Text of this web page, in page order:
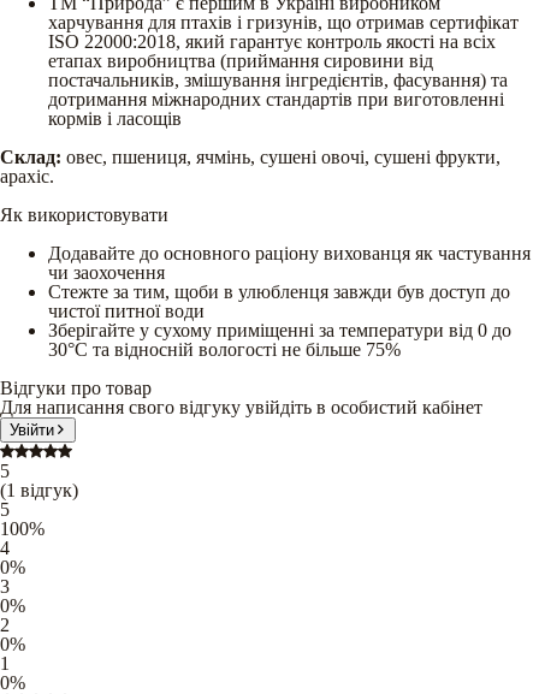
харчування для птахiв і гризунiв, що отримав сертифікат
ISO 22000:2018, який гарантує контроль якостi на всіх
етапах виробництва (приймання сировини вiд
постачальникiв, змiшування iнгредiєнтiв, фасування) та
дотримання мiжнародних стандартiв при виготовленні
кормiв і ласощiв
Склад: овес, пшениця, ячмінь, сушені овочі, сушені фрукти,
арахіс.
Як використовувати
Додавайте до основного раціону вихованця як частування
чи заохочення
Стежте за тим, щоби в улюбленця завжди був доступ до
чистої питної води
Зберігайте у сухому приміщенні за температури від 0 до
30°С та відносній вологості не більше 75%
Відгуки про товар
Для написання свого відгуку увійдіть в особистий кабінет
Увійти
5
(1 відгук)
5
100%
4
0%
3
0%
2
0%
1
0%